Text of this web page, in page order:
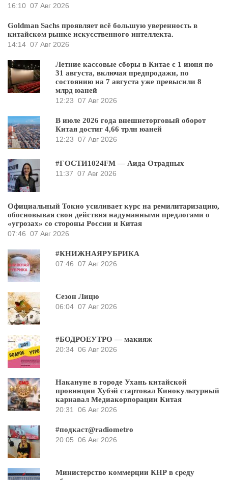
16:10 07 Авг 2026
Goldman Sachs проявляет всё большую уверенность в
китайском рынке искусственного интеллекта.
14:14 07 Авг 2026
Летние кассовые сборы в Китае с 1 июня по
31 августа, включая предпродажи, по
состоянию на 7 августа уже превысили 8
млрд юаней
12:23 07 Авг 2026
В июле 2026 года внешнеторговый оборот
Китая достиг 4,66 трлн юаней
12:23 07 Авг 2026
#ГОСТИ1024FM — Аида Отрадных
11:37 07 Авг 2026
Официальный Токио усиливает курс на ремилитаризацию,
обосновывая свои действия надуманными предлогами о
«угрозах» со стороны России и Китая
07:46 07 Авг 2026
#КНИЖНАЯРУБРИКА
07:46 07 Авг 2026
Сезон Лицю
06:04 07 Авг 2026
#БОДРОЕУТРО — макияж
20:34 06 Авг 2026
Накануне в городе Ухань китайской
провинции Хубэй стартовал Кинокультурный
карнавал Медиакорпорации Китая
20:31
06 Авг 2026
#подкаст@radiometro
20:05 06 Авг 2026
Министерство коммерции КНР в среду